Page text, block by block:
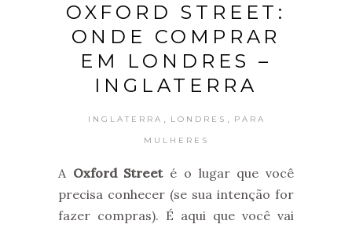
OXFORD STREET:
ONDE COMPRAR
EM LONDRES –
INGLATERRA
INGLATERRA LONDRES PARA
MULHERES
A Oxford Street é o lugar que você
precisa conhecer (se sua intenção for
fazer compras). É aqui que você vai